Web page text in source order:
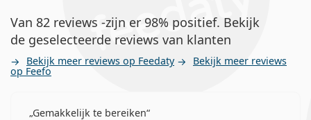
Van 82 reviews -zijn er 98% positief. Bekijk
de geselecteerde reviews van klanten
Bekijk meer reviews op Feedaty Bekijk meer reviews
op Feefo
Gemakkelijk te bereiken